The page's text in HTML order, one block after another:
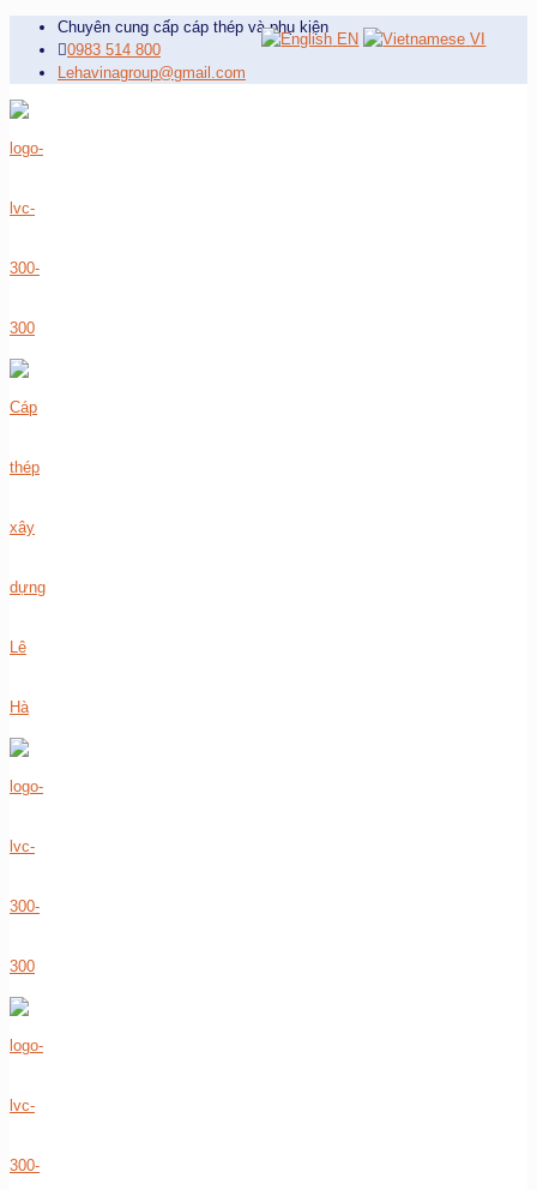
Chuyên cung cấp cáp thép và phụ kiện
0983 514 800
Lehavinagroup@gmail.com
EN VI